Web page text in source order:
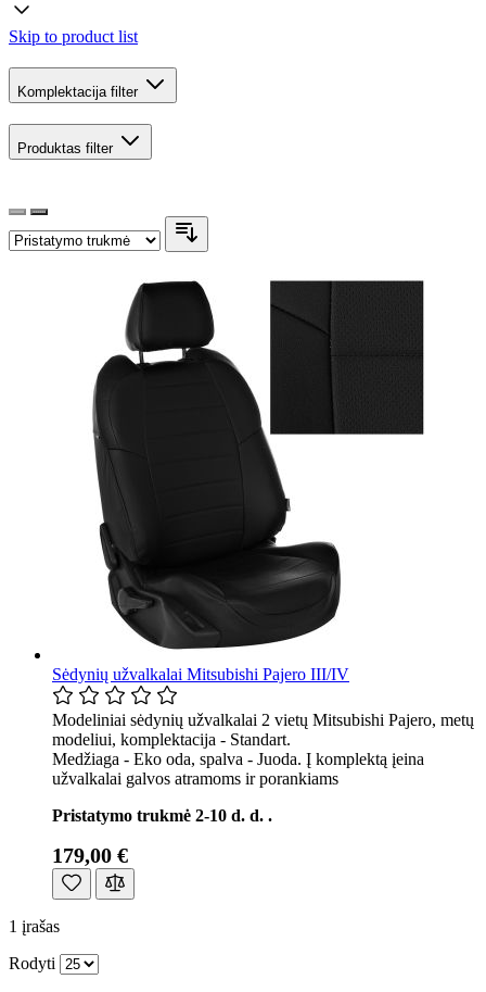
Skip to product list
Komplektacija filter
Produktas filter
Sėdynių užvalkalai Mitsubishi Pajero III/IV
Modeliniai sėdynių užvalkalai 2 vietų Mitsubishi Pajero, metų
modeliui, komplektacija - Standart.
Medžiaga - Eko oda, spalva - Juoda. Į komplektą įeina
užvalkalai galvos atramoms ir porankiams
Pristatymo trukmė 2-10 d. d. .
179,00 €
1 įrašas
Rodyti